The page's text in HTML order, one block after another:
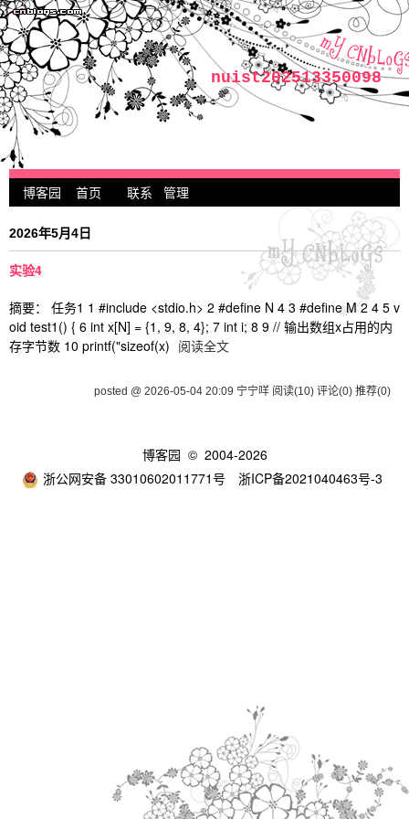
nuist202513350098
博客园 首页 联系 管理
2026年5月4日
实验4
摘要： 任务1 1 #include <stdio.h> 2 #define N 4 3 #define M 2 4 5 v
oid test1() { 6 int x[N] = {1, 9, 8, 4}; 7 int i; 8 9 // 输出数组x占用的内
存字节数 10 printf("sizeof(x) 阅读全文
posted @ 2026-05-04 20:09 宁宁咩 阅读(10) 评论(0) 推荐(0)
博客园 © 2004-2026
浙公网安备 33010602011771号
浙ICP备2021040463号-3